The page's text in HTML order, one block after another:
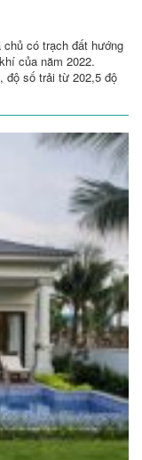
có trạch đất hướng
của năm 2022.
độ số trải từ 202,5 độ